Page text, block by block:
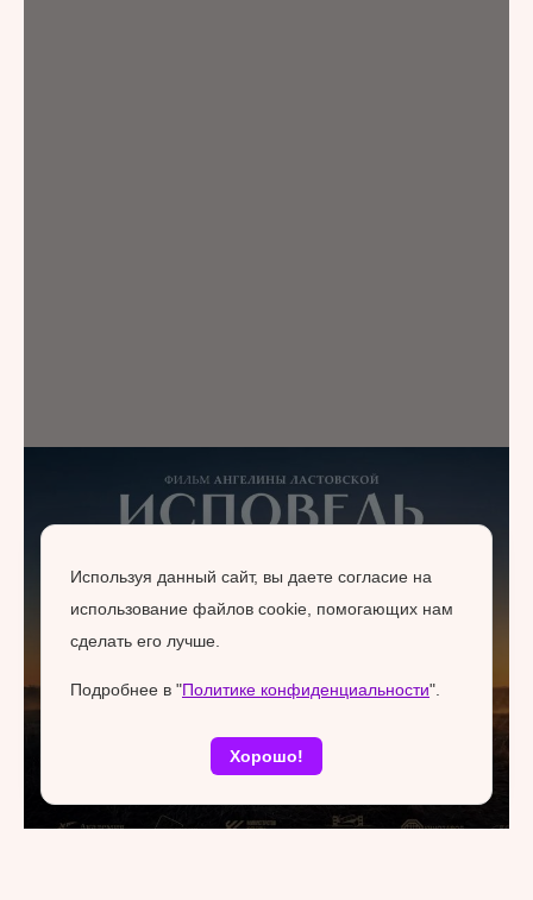
Используя данный сайт, вы даете согласие на
использование файлов cookie, помогающих нам
сделать его лучше.
Подробнее в "Политике конфиденциальности".
Хорошо!